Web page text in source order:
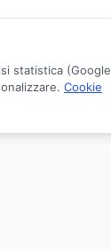
statistica (Google
Cookie